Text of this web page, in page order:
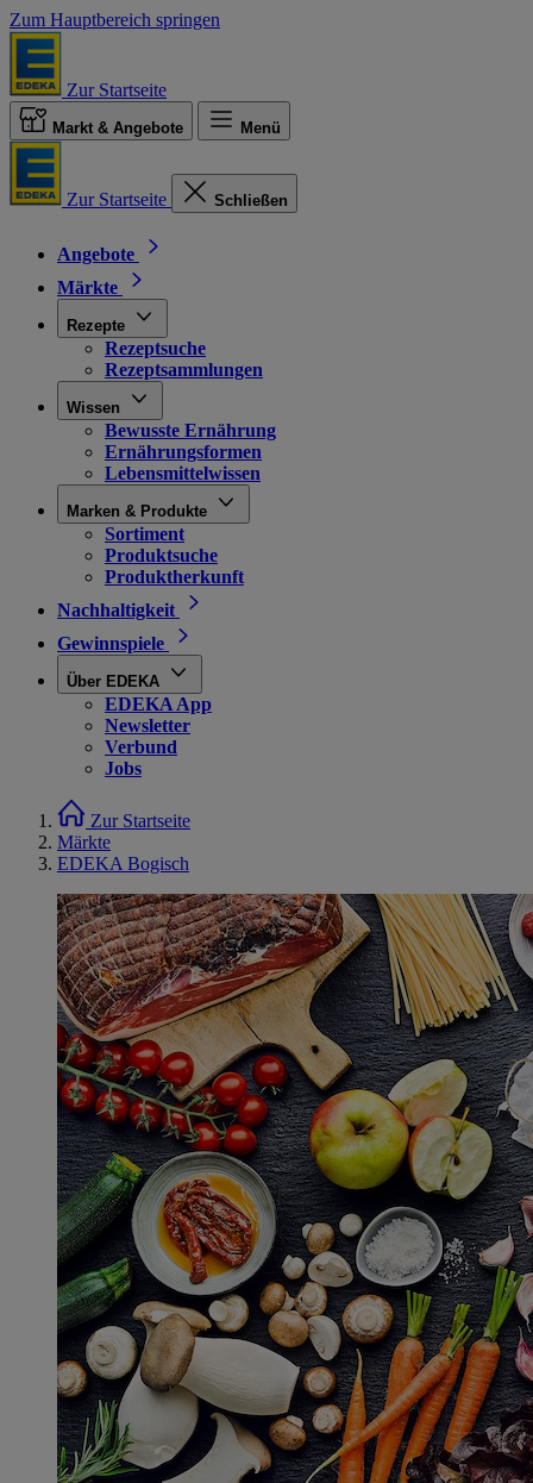
Zum Hauptbereich springen
Zur Startseite
Markt & Angebote Menü
Zur Startseite Schließen
Angebote
Märkte
Rezepte
Rezeptsuche
Rezeptsammlungen
Wissen
Bewusste Ernährung
Ernährungsformen
Lebensmittelwissen
Marken & Produkte
Sortiment
Produktsuche
Produktherkunft
Nachhaltigkeit
Gewinnspiele
Über EDEKA
EDEKA App
Newsletter
Verbund
Jobs
Zur Startseite
Märkte
EDEKA Bogisch